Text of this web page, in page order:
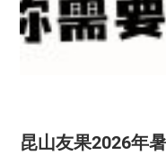
昆山友果2026年